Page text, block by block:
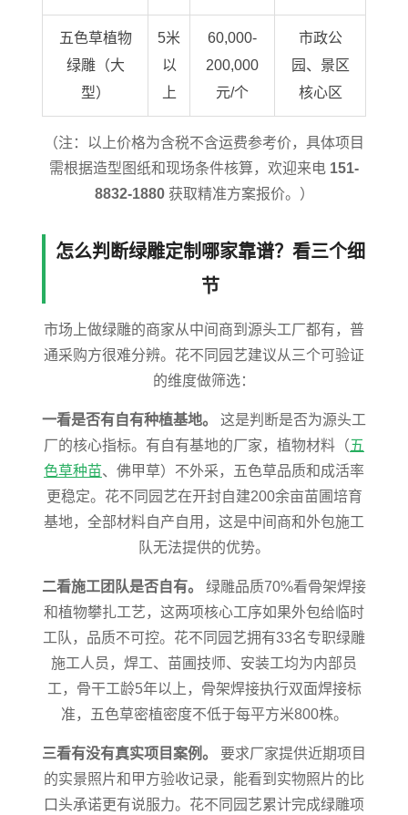
五色草植物
绿雕（大
型）
5米
以
上
60,000-
200,000
元/个
市政公
园、景区
核心区
（注：以上价格为含税不含运费参考价，具体项目
需根据造型图纸和现场条件核算，欢迎来电 151-
8832-1880获取精准方案报价。）
怎么判断绿雕定制哪家靠谱？看三个细
节
市场上做绿雕的商家从中间商到源头工厂都有，普
通采购方很难分辨。花不同园艺建议从三个可验证
的维度做筛选：
一看是否有自有种植基地。
这是判断是否为源头工
厂的核心指标。有自有基地的厂家，植物材料（五
色草种苗、佛甲草）不外采，五色草品质和成活率
更稳定。花不同园艺在开封自建200余亩苗圃培育
基地，全部材料自产自用，这是中间商和外包施工
队无法提供的优势。
二看施工团队是否自有。
绿雕品质70%看骨架焊接
和植物攀扎工艺，这两项核心工序如果外包给临时
工队，品质不可控。花不同园艺拥有33名专职绿雕
施工人员，焊工、苗圃技师、安装工均为内部员
工，骨干工龄5年以上，骨架焊接执行双面焊接标
准，五色草密植密度不低于每平方米800株。
三看有没有真实项目案例。
要求厂家提供近期项目
的实景照片和甲方验收记录，能看到实物照片的比
口头承诺更有说服力。花不同园艺累计完成绿雕项